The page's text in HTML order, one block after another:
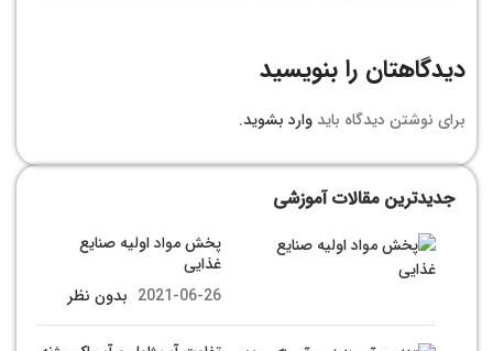
دیدگاهتان را بنویسید
برای نوشتن دیدگاه باید وارد بشوید.
جدیدترین مقالات آموزشی
پخش مواد اولیه صنایع
غذایی
2021-06-26 بدون نظر